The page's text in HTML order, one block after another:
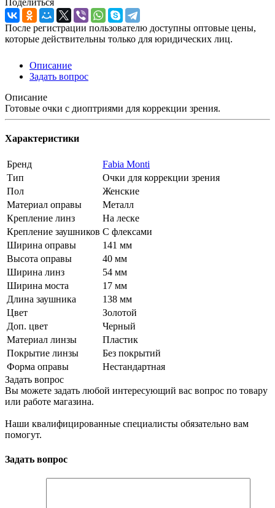
После регистрации пользователю доступны оптовые цены,
которые действительны только для юридических лиц.
Описание
Задать вопрос
Описание
Готовые очки с диоптриями для коррекции зрения.
Характеристики
Бренд
Fabia Monti
Тип
Очки для коррекции зрения
Пол
Женские
Материал оправы
Металл
Крепление линз
На леске
Крепление заушников С флексами
Ширина оправы
141 мм
Высота оправы
40 мм
Ширина линз
54 мм
Ширина моста
17 мм
Длина заушника
138 мм
Цвет
Золотой
Доп. цвет
Черный
Материал линзы
Пластик
Покрытие линзы
Без покрытий
Форма оправы
Нестандартная
Задать вопрос
Вы можете задать любой интересующий вас вопрос по товару
или работе магазина.
Наши квалифицированные специалисты обязательно вам
помогут.
Задать вопрос